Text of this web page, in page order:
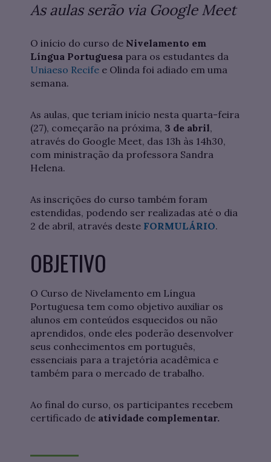
As aulas serão via Google Meet
O início do curso de Nivelamento em
Língua Portuguesa para os estudantes da
Uniaeso Recife e Olinda foi adiado em uma
semana.
As aulas, que teriam início nesta quarta-feira
(27), começarão na próxima, 3 de abril,
através do Google Meet, das 13h às 14h30,
com ministração da professora Sandra
Helena.
As inscrições do curso também foram
estendidas, podendo ser realizadas até o dia
2 de abril, através deste FORMULÁRIO.
OBJETIVO
O Curso de Nivelamento em Língua
Portuguesa tem como objetivo auxiliar os
alunos em conteúdos esquecidos ou não
aprendidos, onde eles poderão desenvolver
seus conhecimentos em português,
essenciais para a trajetória acadêmica e
também para o mercado de trabalho.
Ao final do curso, os participantes recebem
certificado de atividade complementar.